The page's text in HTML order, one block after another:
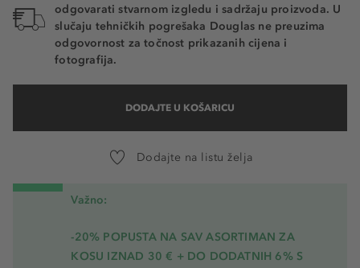
odgovarati stvarnom izgledu i sadržaju proizvoda. U
slučaju tehničkih pogrešaka Douglas ne preuzima
odgovornost za točnost prikazanih cijena i
fotografija.
DODAJTE U KOŠARICU
Dodajte na listu želja
Važno:
-20% POPUSTA NA SAV ASORTIMAN ZA
KOSU IZNAD 30 € + DO DODATNIH 6% S